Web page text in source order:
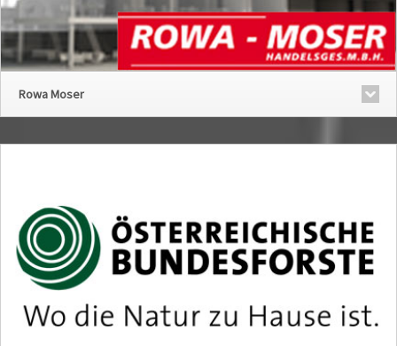
Rowa Moser